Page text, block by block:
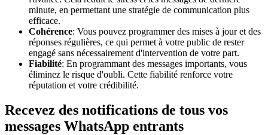
minute, en permettant une stratégie de communication plus
efficace.
Cohérence: Vous pouvez programmer des mises à jour et des
réponses régulières, ce qui permet à votre public de rester
engagé sans nécessairement d'intervention de votre part.
Fiabilité: En programmant des messages importants, vous
éliminez le risque d'oubli. Cette fiabilité renforce votre
réputation et votre crédibilité.
Recevez des notifications de tous vos
messages WhatsApp entrants